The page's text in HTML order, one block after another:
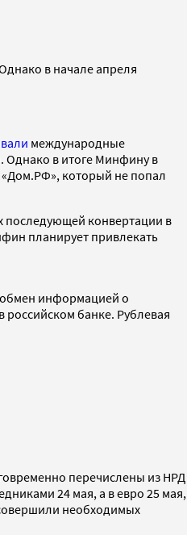
в начале апреля
международные
Однако в итоге Минфину в
«Дом.РФ», который не попал
последующей конвертации в
планирует привлекать
обмен информацией о
банке. Рублевая
перечислены из НРД
24 мая, а в евро 25 мая,
необходимых